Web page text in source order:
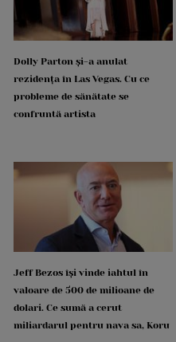
Dolly Parton și-a anulat
rezidența în Las Vegas. Cu ce
probleme de sănătate se
confruntă artista
Jeff Bezos își vinde iahtul în
valoare de 500 de milioane de
dolari. Ce sumă a cerut
miliardarul pentru nava sa, Koru